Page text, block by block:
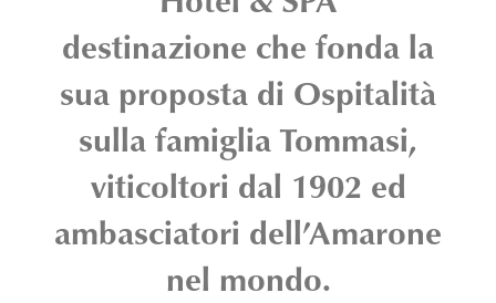
destinazione che fonda la
sua proposta di Ospitalità
sulla famiglia Tommasi,
viticoltori dal 1902 ed
ambasciatori dell’Amarone
nel mondo.